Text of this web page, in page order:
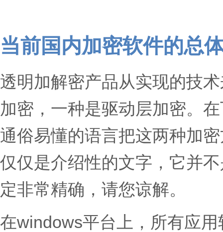
当前国内加密软件的总
透明加解密产品从实现的技
加密，一种是驱动层加密。
通俗易懂的语言把这两种加
仅仅是介绍性的文字，它并
定非常精确，请您谅解。
在windows平台上，所有应